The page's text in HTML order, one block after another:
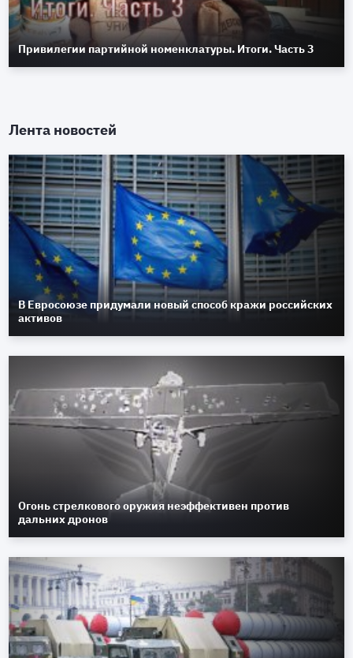
Привилегии партийной номенклатуры. Итоги. Часть 3
Лента новостей
В Евросоюзе придумали новый способ кражи российских
активов
Огонь стрелкового оружия неэффективен против
дальних дронов